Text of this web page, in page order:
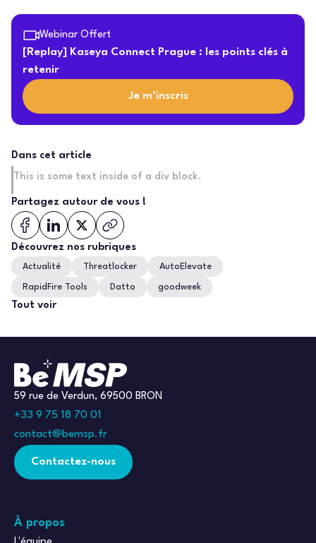
Webinar Offert
[Replay] Kaseya Connect Prague : les points clés à
retenir
Je m’inscris
Dans cet article
This is some text inside of a div block.
Partagez autour de vous !
Découvrez nos rubriques
Actualité Threatlocker AutoElevate
RapidFire Tools Datto goodweek
Tout voir
59 rue de Verdun, 69500 BRON
+33 9 75 18 70 01
contact@bemsp.fr
Contactez-nous
À propos